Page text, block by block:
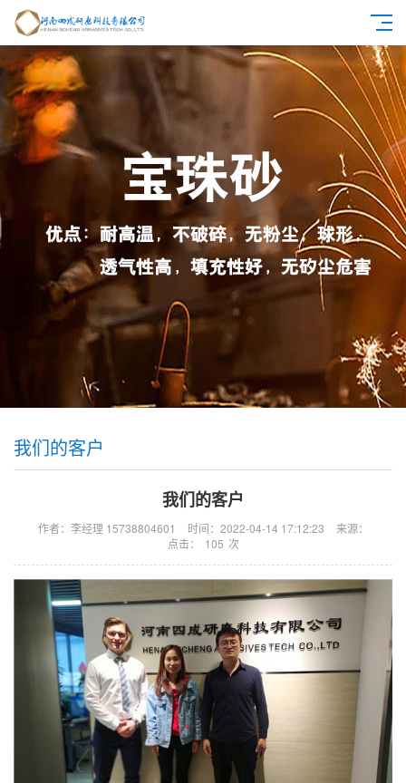
我们的客户
我们的客户
作者：李经理 15738804601 时间：2022-04-14 17:12:23
来源：
点击：
105 次